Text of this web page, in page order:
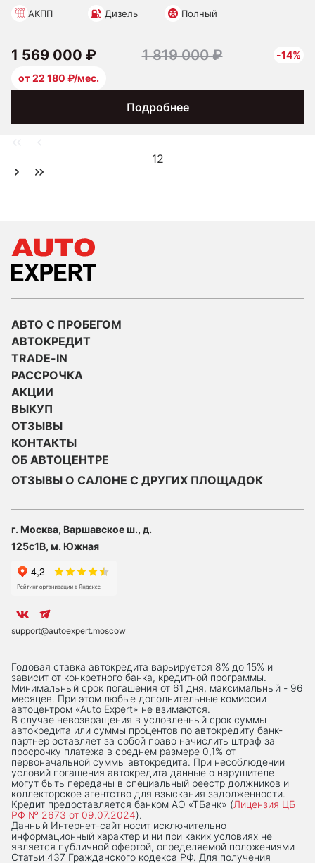
АКПП Дизель Полный
Подробнее
1 569 000 ₽ 1 819 000 ₽
-14%
от 22 180 ₽/мес.
12
АВТО С ПРОБЕГОМ
АВТОКРЕДИТ
TRADE-IN
РАССРОЧКА
АКЦИИ
ВЫКУП
ОТЗЫВЫ
КОНТАКТЫ
ОБ АВТОЦЕНТРЕ
ОТЗЫВЫ О САЛОНЕ С ДРУГИХ ПЛОЩАДОК
г. Москва, Варшавское ш., д.
125с1В, м. Южная
support@autoexpert.moscow
Годовая ставка автокредита варьируется 8% до 15% и
зависит от конкретного банка, кредитной программы.
Минимальный срок погашения от 61 дня, максимальный - 96
месяцев. При этом любые дополнительные комиссии
автоцентром «Auto Expert» не взимаются.
В случае невозвращения в условленный срок суммы
автокредита или суммы процентов по автокредиту банк-
партнер оставляет за собой право начислить штраф за
просрочку платежа в среднем размере 0,1% от
первоначальной суммы автокредита. При несоблюдении
условий погашения автокредита данные о нарушителе
могут быть переданы в специальный реестр должников и
коллекторское агентство для взыскания задолженности.
Кредит предоставляется банком АО «ТБанк» (Лицензия ЦБ
РФ № 2673 от 09.07.2024).
Данный Интернет-сaйт носит исключительно
информационный характер и ни при каких условиях не
является публичной офертой, определяемой положениями
Статьи 437 Гражданского кодекса РФ. Для получения